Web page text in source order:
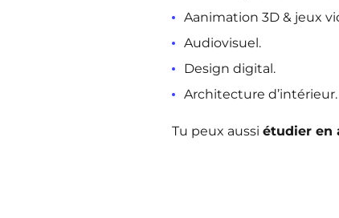
Aanimation 3D & jeux
Audiovisuel.
Design digital.
Architecture d’intérieur.
Tu peux aussi étudier en